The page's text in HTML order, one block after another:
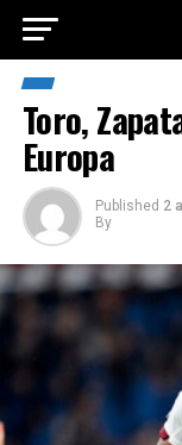
Toro,
Europa
Published 2
By